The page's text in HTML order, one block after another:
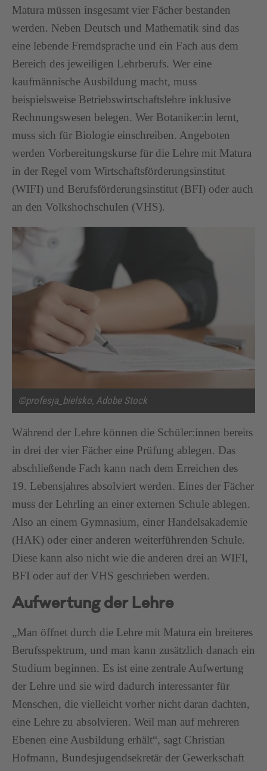
Matura müssen insgesamt vier Fächer bestanden
werden. Neben Deutsch und Mathematik sind das
eine lebende Fremdsprache und ein Fach aus dem
Bereich des jeweiligen Lehrberufs. Wer eine
kaufmännische Ausbildung macht, muss
beispielsweise Betriebswirtschaftslehre inklusive
Rechnungswesen belegen. Wer Botaniker:in lernt,
muss sich für Biologie einschreiben. Angeboten
werden Vorbereitungskurse für die Lehre mit Matura
in der Regel vom Wirtschaftsförderungsinstitut
(WIFI) und Berufsförderungsinstitut (BFI) oder auch
an den Volkshochschulen (VHS).
©profesja_bielsko, Adobe Stock
Während der Lehre können die Schüler:innen bereits
in drei der vier Fächer eine Prüfung ablegen. Das
abschließende Fach kann nach dem Erreichen des
19. Lebensjahres absolviert werden. Eines der Fächer
muss der Lehrling an einer externen Schule ablegen.
Also an einem Gymnasium, einer Handelsakademie
(HAK) oder einer anderen weiterführenden Schule.
Diese kann also nicht wie die anderen drei an WIFI,
BFI oder auf der VHS geschrieben werden.
Aufwertung der Lehre
„Man öffnet durch die Lehre mit Matura ein breiteres
Berufsspektrum, und man kann zusätzlich danach ein
Studium beginnen. Es ist eine zentrale Aufwertung
der Lehre und sie wird dadurch interessanter für
Menschen, die vielleicht vorher nicht daran dachten,
eine Lehre zu absolvieren. Weil man auf mehreren
Ebenen eine Ausbildung erhält“, sagt Christian
Hofmann, Bundesjugendsekretär der Gewerkschaft